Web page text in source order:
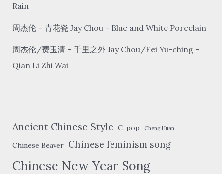
Rain
周杰伦 – 青花瓷 Jay Chou – Blue and White Porcelain
周杰伦/费玉清 – 千里之外 Jay Chou/Fei Yu-ching –
Qian Li Zhi Wai
Ancient Chinese Style C-pop Cheng Huan
Chinese Beaver Chinese feminism song
Chinese New Year Song